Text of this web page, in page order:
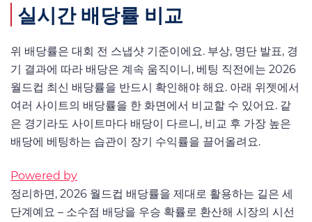
실시간 배당률 비교
위 배당률은 대회 전 스냅샷 기준이에요. 부상, 명단 발표, 경
기 결과에 따라 배당은 계속 움직이니, 베팅 직전에는 2026
월드컵 최신 배당률을 반드시 확인해야 해요. 아래 위젯에서
여러 사이트의 배당률을 한 화면에서 비교할 수 있어요. 같
은 경기라도 사이트마다 배당이 다르니, 비교 후 가장 높은
배당에 베팅하는 습관이 장기 수익률을 끌어올려요.
Powered by
정리하면, 2026 월드컵 배당률을 제대로 활용하는 길은 세
단계예요 – 소수점 배당을 우승 확률로 환산해 시장의 시선